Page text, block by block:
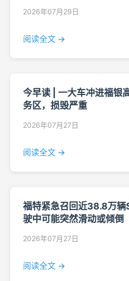
2026年07月29日
阅读全文 →
今早读 | 一大车冲进福银
务区，损毁严重
2026年07月27日
阅读全文 →
福特紧急召回近38.8万辆
驶中可能突然滑动或倾倒
2026年07月27日
阅读全文 →